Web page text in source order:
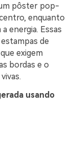
pôster pop-
enquanto
energia. Essas
de
exigem
bordas e o
usando